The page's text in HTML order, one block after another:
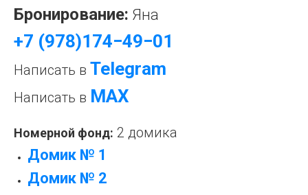
Бронирование: Яна
+7 (978)174−49−01
Написать в Telegram
Написать в МАХ
Номерной фонд: 2 домика
Домик № 1
Домик № 2